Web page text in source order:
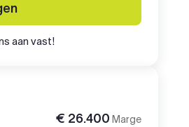
aan vast!
€ 26.400 Marge